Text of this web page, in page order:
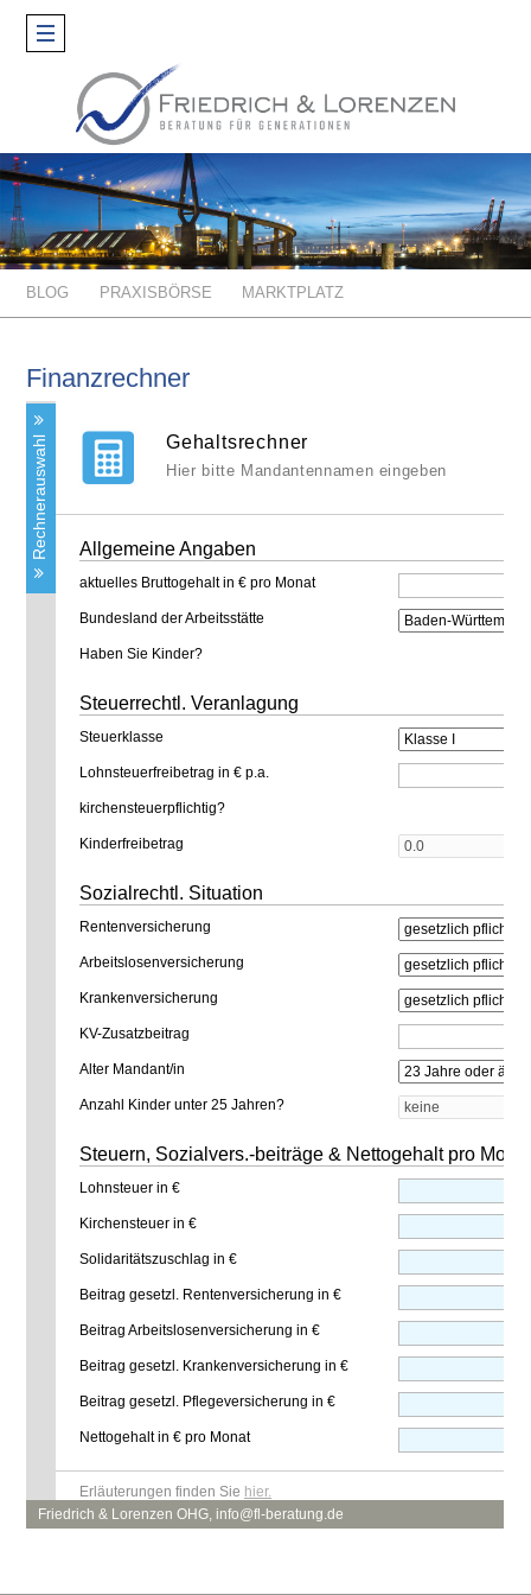
Toggle
navigation
BLOG PRAXISBÖRSE MARKTPLATZ
Finanzrechner